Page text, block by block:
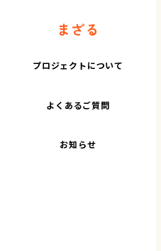
まざる
プロジェクトについて
よくあるご質問
お知らせ